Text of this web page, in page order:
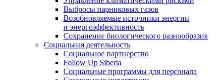
Выбросы парниковых газов
Возобновляемые источники энергии
и энергоэффективность
Сохранение биологического разнообразия
Социальная деятельность
Социальное партнерство
Follow Up Siberia
Социальные программы для персонала